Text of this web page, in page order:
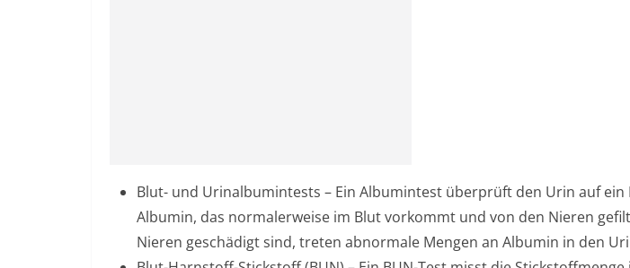
Blut- und Urinalbumintests – Ein Albumintest überprüft den Urin auf ein
Albumin, das normalerweise im Blut vorkommt und von den Nieren
Nieren geschädigt sind, treten abnormale Mengen an Albumin in den